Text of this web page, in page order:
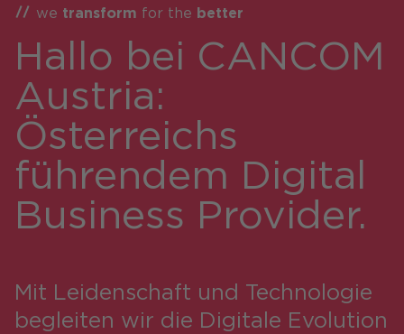
Shops / Marketplace / Portale
Unternehmen
Referenzen
Presse
Events
Podcast
Nachhaltigkeit CANCOM SE
we transform for the better
Hallo bei CANCOM
Austria:
Österreichs
führendem Digital
Business Provider.
Mit Leidenschaft und Technologie
begleiten wir die Digitale Evolution